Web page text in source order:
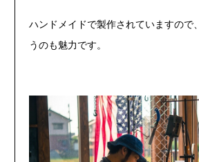
ハンドメイドで製作されていますので
うのも魅力です。